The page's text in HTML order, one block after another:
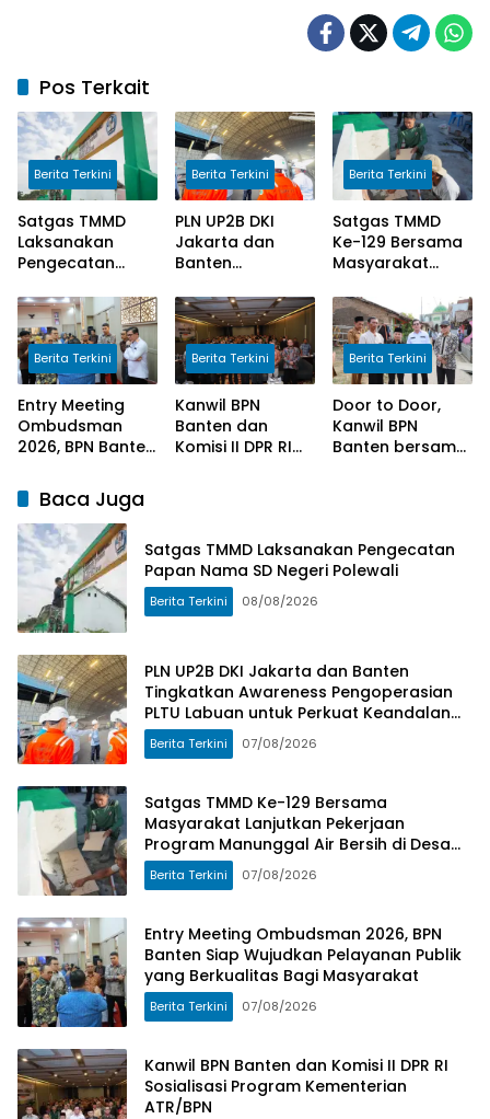
Pos Terkait
Berita Terkini
Satgas TMMD
Laksanakan
Pengecatan
Negeri Polewali
Berita Terkini
PLN UP2B DKI
Jakarta dan
Banten
Awareness
Pengoperasian
PLTU Labuan
untuk Perkuat
Keandalan
Pasokan Listrik
Berita Terkini
Satgas TMMD
Ke-129 Bersama
Masyarakat
Pekerjaan
Program
Manunggal Air
Bersih di Desa
Umbele
Berita Terkini
Entry Meeting
Ombudsman
2026, BPN Banten
Pelayanan Publik
yang Berkualitas
Bagi Masyarakat
Berita Terkini
Kanwil BPN
Banten dan
Komisi II DPR RI
Berita Terkini
Door to Door,
Kanwil BPN
Banten bersama
Masyarakat
Baca Juga
Satgas TMMD Laksanakan Pengecatan
Papan Nama SD Negeri Polewali
Berita Terkini 08/08/2026
PLN UP2B DKI Jakarta dan Banten
Tingkatkan Awareness Pengoperasian
PLTU Labuan untuk Perkuat Keandalan
Pasokan Listrik
Berita Terkini 07/08/2026
Satgas TMMD Ke-129 Bersama
Masyarakat Lanjutkan Pekerjaan
Program Manunggal Air Bersih di Desa
Umbele
Berita Terkini 07/08/2026
Entry Meeting Ombudsman 2026, BPN
Banten Siap Wujudkan Pelayanan Publik
yang Berkualitas Bagi Masyarakat
Berita Terkini 07/08/2026
Kanwil BPN Banten dan Komisi II DPR RI
Sosialisasi Program Kementerian
ATR/BPN